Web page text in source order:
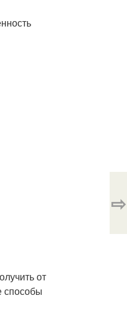
от
способы
⇨